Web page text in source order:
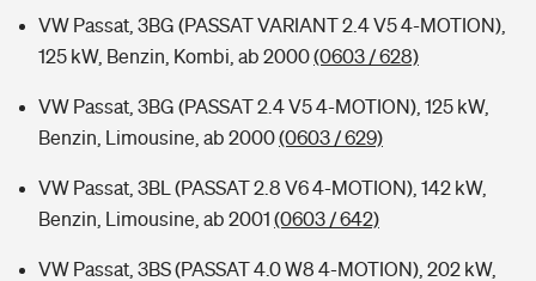
VW Passat, 3BG (PASSAT VARIANT 2.4 V5 4-MOTION),
125 kW, Benzin, Kombi, ab 2000(0603 / 628)
VW Passat, 3BG (PASSAT 2.4 V5 4-MOTION), 125 kW,
Benzin, Limousine, ab 2000(0603 / 629)
VW Passat, 3BL (PASSAT 2.8 V6 4-MOTION), 142 kW,
Benzin, Limousine, ab 2001 (0603 / 642)
VW Passat, 3BS (PASSAT 4.0 W8 4-MOTION), 202 kW,